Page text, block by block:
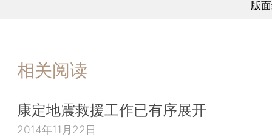
版
相关阅读
康定地震救援工作已有序展开
2014年11月22日